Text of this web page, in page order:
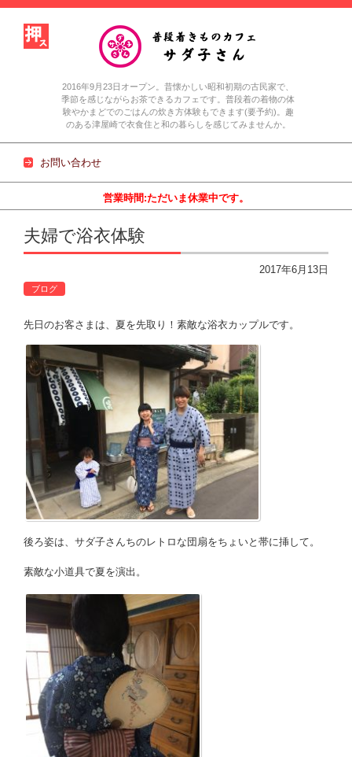
2016年9月23日オープン。昔懐かしい昭和初期の古民家で、
季節を感じながらお茶できるカフェです。普段着の着物の体
験やかまどでのごはんの炊き方体験もできます(要予約)。趣
のある津屋崎で衣食住と和の暮らしを感じてみませんか。
お問い合わせ
営業時間:ただいま休業中です。
コンテンツに移動
夫婦で浴衣体験
2017年6月13日
ブログ
先日のお客さまは、夏を先取り！素敵な浴衣カップルです。
後ろ姿は、サダ子さんちのレトロな団扇をちょいと帯に挿して。
素敵な小道具で夏を演出。